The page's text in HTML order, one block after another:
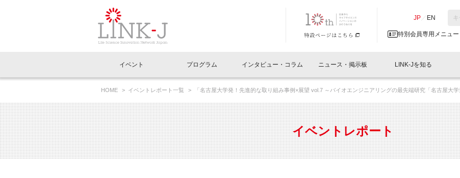
JP EN
特別会員専用メニュー
イベントお知らせメール登録
閉じる
イベント
イベント一覧
LINK-J主催・共催 特別会員開催
LINK-J協賛・協力 出展・参加
イベントレポート一覧
LINK-J主催・共催
LINK-J協賛・協力
プログラム
Out of Box相談室 What's "UNIKORN"？
インタビュー・コラム
インタビュー・コラム一覧
スペシャルインタビュー ベンチャーインタビュー 会報
連載コラム サポーターコラム 日本
ニュース・掲示板
ニュース一覧
トピック プレスリリース
メディア情報 海外関連
人と情報の交流掲示板一覧
会員プレスリリース
募集
LINK-Jを知る
理事長挨拶 Why in Nihonbashi
国内外連携 サポーター紹介 事業
組織概要 パンフレット GTB
特別会員一覧 特別会員について 入会
専用メニューはこちら
ラウンジ・会議室 オフィス・ラボ 施設
アクセス
HOME イベントレポート一覧
「名古屋大学発！先進的な取り組み事例×展望 vol.7 ～バイオエンジニアリングの最先端研究「名古屋大
イベントレポート